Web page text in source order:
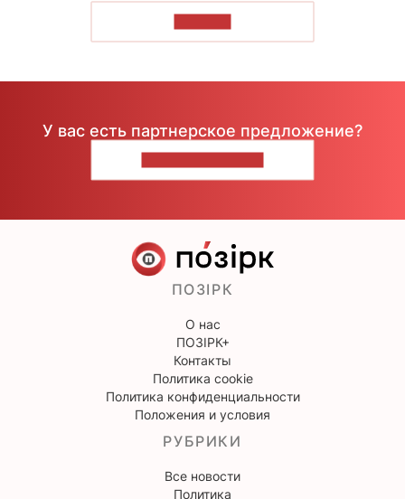
У вас есть партнерское предложение?
ПОЗІРК
О нас
ПОЗІРК+
Контакты
Политика cookie
Политика конфиденциальности
Положения и условия
РУБРИКИ
Все новости
Политика